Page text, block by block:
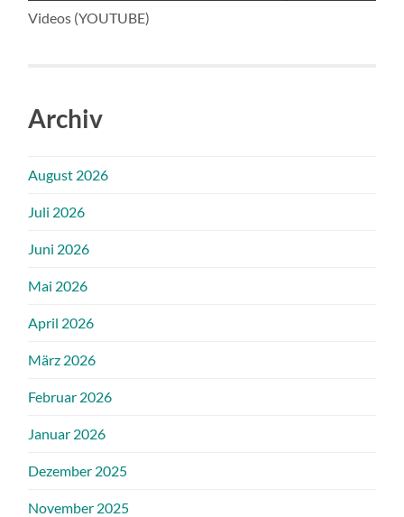
Videos (YOUTUBE)
Archiv
August 2026
Juli 2026
Juni 2026
Mai 2026
April 2026
März 2026
Februar 2026
Januar 2026
Dezember 2025
November 2025